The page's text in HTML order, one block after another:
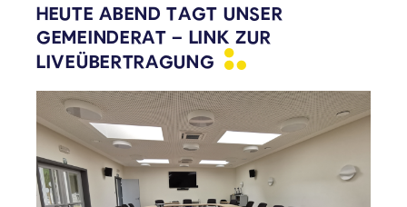
HEUTE ABEND TAGT UNSER
GEMEINDERAT – LINK ZUR
LIVEÜBERTRAGUNG